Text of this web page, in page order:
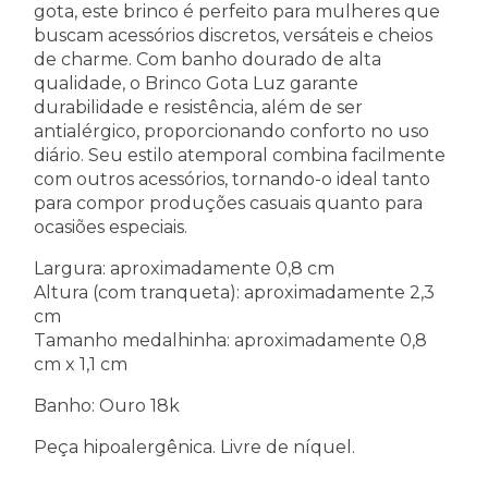
gota, este brinco é perfeito para mulheres que
buscam acessórios discretos, versáteis e cheios
de charme. Com banho dourado de alta
qualidade, o Brinco Gota Luz garante
durabilidade e resistência, além de ser
antialérgico, proporcionando conforto no uso
diário. Seu estilo atemporal combina facilmente
com outros acessórios, tornando-o ideal tanto
para compor produções casuais quanto para
ocasiões especiais.
Largura: aproximadamente 0,8 cm
Altura (com tranqueta): aproximadamente 2,3
cm
Tamanho medalhinha: aproximadamente 0,8
cm x 1,1 cm
Banho: Ouro 18k
Peça hipoalergênica. Livre de níquel.